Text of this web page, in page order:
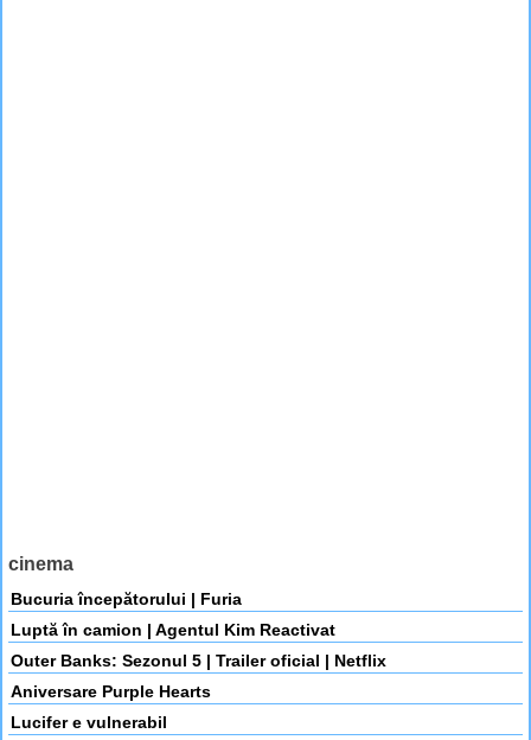
cinema
Bucuria începătorului | Furia
Luptă în camion | Agentul Kim Reactivat
Outer Banks: Sezonul 5 | Trailer oficial | Netflix
Aniversare Purple Hearts
Lucifer e vulnerabil